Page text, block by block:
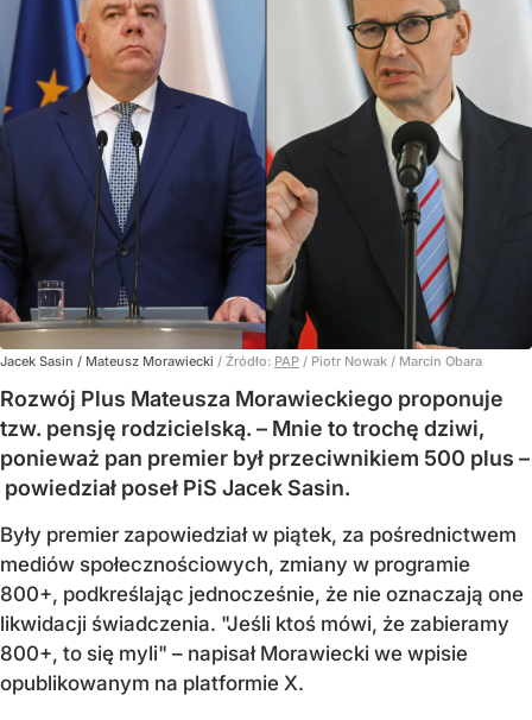
Jacek Sasin / Mateusz Morawiecki / Źródło: PAP / Piotr Nowak / Marcin Obara
Rozwój Plus Mateusza Morawieckiego proponuje
tzw. pensję rodzicielską. – Mnie to trochę dziwi,
ponieważ pan premier był przeciwnikiem 500 plus –
powiedział poseł PiS Jacek Sasin.
Były premier zapowiedział w piątek, za pośrednictwem
mediów społecznościowych, zmiany w programie
800+, podkreślając jednocześnie, że nie oznaczają one
likwidacji świadczenia. "Jeśli ktoś mówi, że zabieramy
800+, to się myli" – napisał Morawiecki we wpisie
opublikowanym na platformie X.